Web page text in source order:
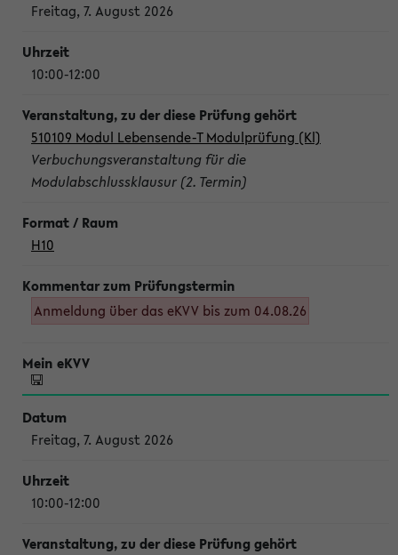
Freitag, 7. August 2026
10:00-12:00
510109 Modul Lebensende-T Modulprüfung (Kl)
Verbuchungsveranstaltung für die
Modulabschlussklausur (2. Termin)
H10
Anmeldung über das eKVV bis zum 04.08.26
Freitag, 7. August 2026
10:00-12:00